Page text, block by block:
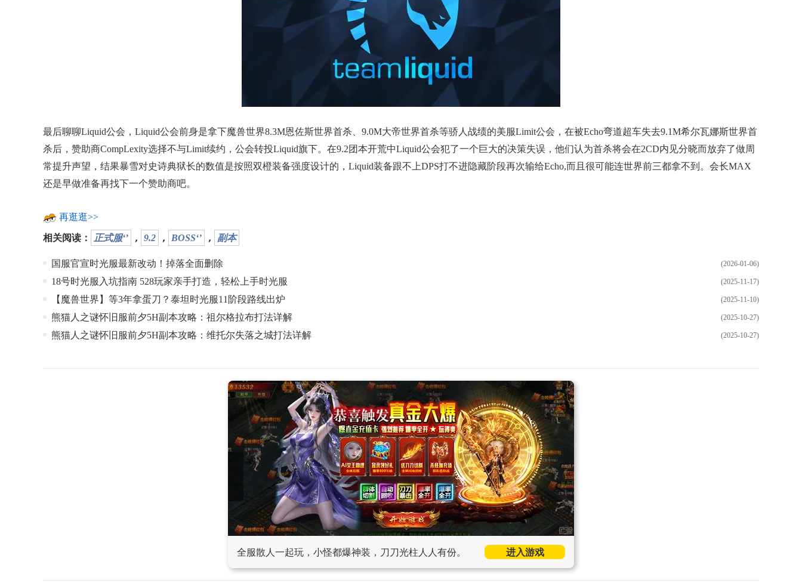
最后聊聊Liquid公会，Liquid公会前身是拿下魔兽世界8.3M恩佐斯世界首杀、9.0M大帝世界首杀等骄人战绩的美服Limit公会，在被Echo弯道超车失去9.1M希尔瓦娜斯世界首
杀后，赞助商CompLexity选择不与Limit续约，公会转投Liquid旗下。在9.2团本开荒中Liquid公会犯了一个巨大的决策失误，他们认为首杀将会在2CD内见分晓而放弃了做周
常提升声望，结果暴雪对史诗典狱长的数值是按照双橙装备强度设计的，Liquid装备跟不上DPS打不进隐藏阶段再次输给Echo,而且很可能连世界前三都拿不到。会长MAX
还是早做准备再找下一个赞助商吧。
再逛逛>>
相关阅读： 正式服‘’ ， 9.2 ， BOSS‘’ ， 副本
(2026-01-06)
国服官宣时光服最新改动！掉落全面删除
(2025-11-17)
18号时光服入坑指南 528玩家亲手打造，轻松上手时光服
(2025-11-10)
【魔兽世界】等3年拿蛋刀？泰坦时光服11阶段路线出炉
(2025-10-27)
熊猫人之谜怀旧服前夕5H副本攻略：祖尔格拉布打法详解
(2025-10-27)
熊猫人之谜怀旧服前夕5H副本攻略：维托尔失落之城打法详解
全服散人一起玩，小怪都爆神装，刀刀光柱人人有份。 进入游戏